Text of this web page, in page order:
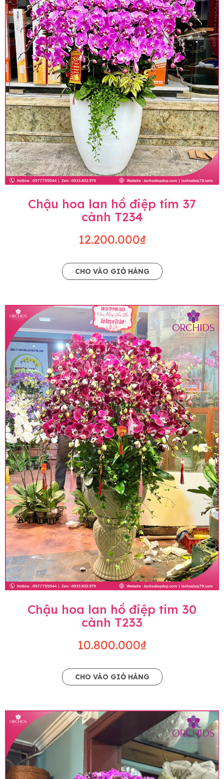
Chậu hoa lan hồ điệp tím 37
cành T234
12.200.000₫
CHO VÀO GIỎ HÀNG
Chậu hoa lan hồ điệp tím 30
cành T233
10.800.000₫
CHO VÀO GIỎ HÀNG